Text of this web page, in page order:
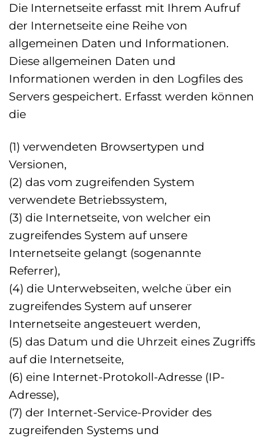
Die Internetseite erfasst mit Ihrem Aufruf
der Internetseite eine Reihe von
allgemeinen Daten und Informationen.
Diese allgemeinen Daten und
Informationen werden in den Logfiles des
Servers gespeichert. Erfasst werden können
die
(1) verwendeten Browsertypen und
Versionen,
(2) das vom zugreifenden System
verwendete Betriebssystem,
(3) die Internetseite, von welcher ein
zugreifendes System auf unsere
Internetseite gelangt (sogenannte
Referrer),
(4) die Unterwebseiten, welche über ein
zugreifendes System auf unserer
Internetseite angesteuert werden,
(5) das Datum und die Uhrzeit eines Zugriffs
auf die Internetseite,
(6) eine Internet-Protokoll-Adresse (IP-
Adresse),
(7) der Internet-Service-Provider des
zugreifenden Systems und